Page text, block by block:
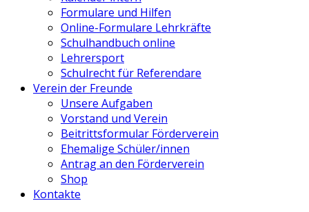
Formulare und Hilfen
Online-Formulare Lehrkräfte
Schulhandbuch online
Lehrersport
Schulrecht für Referendare
Verein der Freunde
Unsere Aufgaben
Vorstand und Verein
Beitrittsformular Förderverein
Ehemalige Schüler/innen
Antrag an den Förderverein
Shop
Kontakte